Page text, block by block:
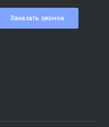
Заказать звонок